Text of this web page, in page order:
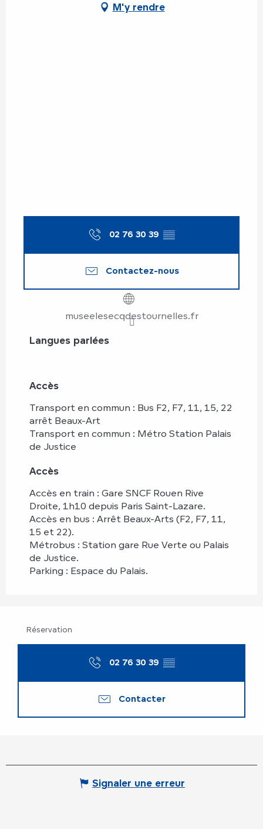
M'y rendre
02 76 30 39 ▒▒
Contactez-nous
museelesecqdestournelles.fr
Langues parlées
Langues parlées
Accès
Accès
Transport en commun : Bus F2, F7, 11, 15, 22
arrêt Beaux-Art
Transport en commun : Métro Station Palais
de Justice
Accès
Accès
Accès en train : Gare SNCF Rouen Rive
Droite, 1h10 depuis Paris Saint-Lazare.
Accès en bus : Arrêt Beaux-Arts (F2, F7, 11,
15 et 22).
Métrobus : Station gare Rue Verte ou Palais
de Justice.
Parking : Espace du Palais.
Réservation
02 76 30 39 ▒▒
Contacter
Signaler une erreur